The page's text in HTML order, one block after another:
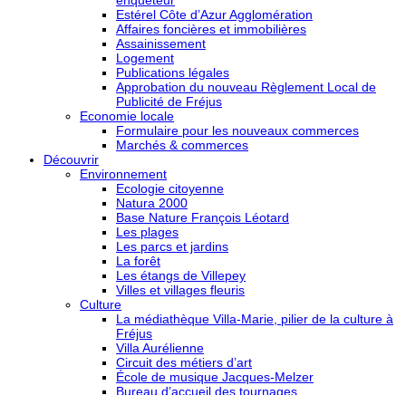
Estérel Côte d’Azur Agglomération
Affaires foncières et immobilières
Assainissement
Logement
Publications légales
Approbation du nouveau Règlement Local de
Publicité de Fréjus
Economie locale
Formulaire pour les nouveaux commerces
Marchés & commerces
Découvrir
Environnement
Ecologie citoyenne
Natura 2000
Base Nature François Léotard
Les plages
Les parcs et jardins
La forêt
Les étangs de Villepey
Villes et villages fleuris
Culture
La médiathèque Villa-Marie, pilier de la culture à
Fréjus
Villa Aurélienne
Circuit des métiers d’art
École de musique Jacques-Melzer
Bureau d’accueil des tournages